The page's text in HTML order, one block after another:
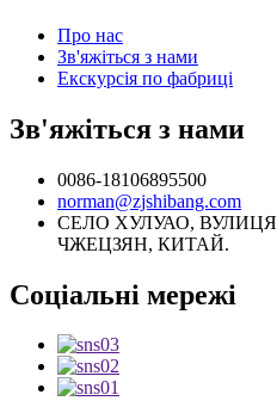
Про нас
Зв'яжіться з нами
Екскурсія по фабриці
Зв'яжіться з нами
0086-18106895500
norman@zjshibang.com
СЕЛО ХУЛУАО, ВУЛИЦЯ
ЧЖЕЦЗЯН, КИТАЙ.
Соціальні мережі